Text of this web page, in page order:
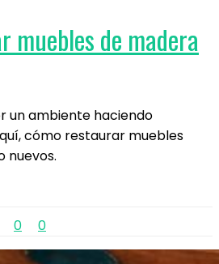
muebles de madera
un ambiente haciendo
cómo restaurar muebles
nuevos.
0 0